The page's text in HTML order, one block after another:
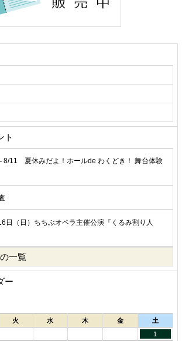
ト
8/11 夏休みだよ！ホールde わくどき！ 舞台体験
日（日）ちちぶオペラ主催公演『くるみ割り人
一覧
ー
火 水 木 金
土
1